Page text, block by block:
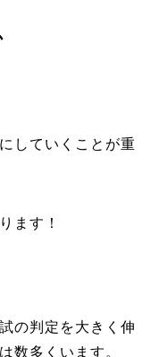
していくことが重
ます！
の判定を大きく伸
数多くいます。